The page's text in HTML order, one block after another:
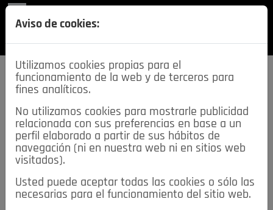
SECCIONES
descarga esta
REVISTA
≡NOTICIAS
Aviso de cookies:
Utilizamos cookies propias para el
funcionamiento de la web y de terceros para
fines analíticos.
No utilizamos cookies para mostrarle publicidad
relacionada con sus preferencias en base a un
perfil elaborado a partir de sus hábitos de
navegación (ni en nuestra web ni en sitios web
visitados).
Usted puede aceptar todas las cookies o sólo las
necesarias para el funcionamiento del sitio web.